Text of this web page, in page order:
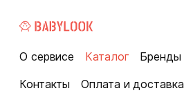
О сервисе Каталог Бренды
Контакты
Оплата и доставка